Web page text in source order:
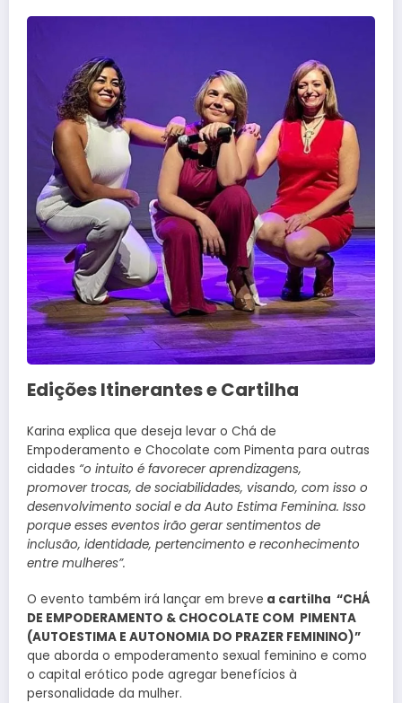
Edições Itinerantes e Cartilha
Karina explica que deseja levar o Chá de
Empoderamento e Chocolate com Pimenta para outras
cidades “o intuito é favorecer aprendizagens,
promover trocas, de sociabilidades, visando, com isso o
desenvolvimento social e da Auto Estima Feminina. Isso
porque esses eventos irão gerar sentimentos de
inclusão, identidade, pertencimento e reconhecimento
entre mulheres”.
O evento também irá lançar em breve a cartilha “CHÁ
DE EMPODERAMENTO & CHOCOLATE COM PIMENTA
(AUTOESTIMA E AUTONOMIA DO PRAZER FEMININO)”
que aborda o empoderamento sexual feminino e como
o capital erótico pode agregar benefícios à
personalidade da mulher.